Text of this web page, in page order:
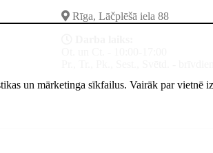
Rīga, Lāčplēšā iela 88
un mārketinga sīkfailus. Vairāk par vietnē